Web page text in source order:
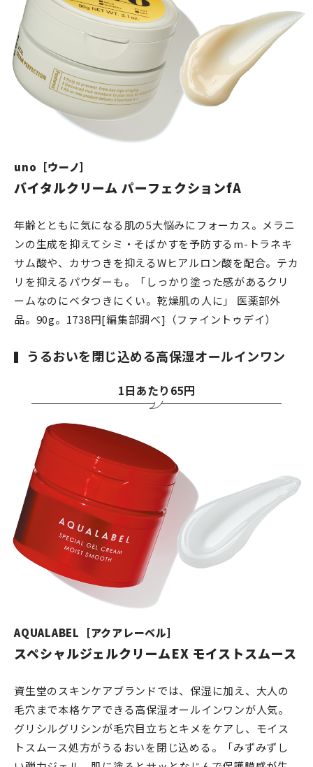
uno［ウーノ］
バイタルクリーム パーフェクションfA
年齢とともに気になる肌の5大悩みにフォーカス。メラニ
ンの生成を抑えてシミ・そばかすを予防するm-トラネキ
サム酸や、カサつきを抑えるWヒアルロン酸を配合。テカ
リを抑えるパウダーも。「しっかり塗った感があるクリ
ームなのにベタつきにくい。乾燥肌の人に」 医薬部外
品。90g。1738円[編集部調べ]（ファイントゥデイ）
うるおいを閉じ込める高保湿オールインワン
1日あたり65円
AQUALABEL［アクアレーベル］
スペシャルジェルクリームEX モイストスムース
資生堂のスキンケアブランドでは、保湿に加え、大人の
毛穴まで本格ケアできる高保湿オールインワンが人気。
グリシルグリシンが毛穴目立ちとキメをケアし、モイス
トスムース処方がうるおいを閉じ込める。「みずみずし